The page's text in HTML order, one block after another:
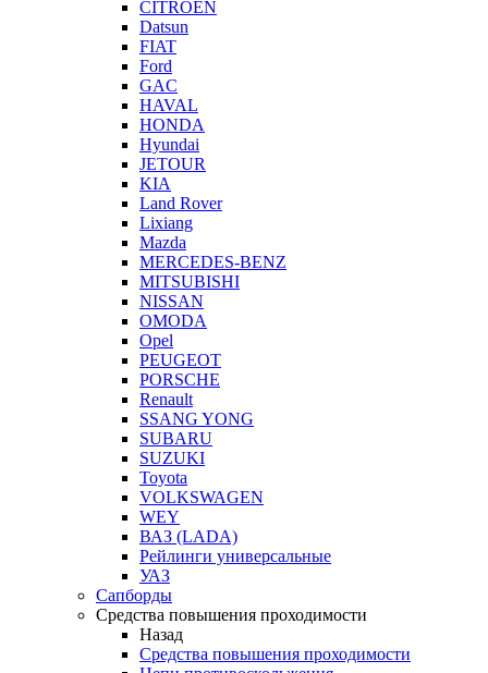
CITROEN
Datsun
FIAT
Ford
GAC
HAVAL
HONDA
Hyundai
JETOUR
KIA
Land Rover
Lixiang
Mazda
MERCEDES-BENZ
MITSUBISHI
NISSAN
OMODA
Opel
PEUGEOT
PORSCHE
Renault
SSANG YONG
SUBARU
SUZUKI
Toyota
VOLKSWAGEN
WEY
ВАЗ (LADA)
Рейлинги универсальные
УАЗ
Сапборды
Средства повышения проходимости
Назад
Средства повышения проходимости